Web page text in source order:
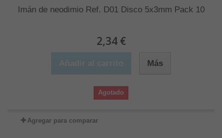
Imán de neodimio Ref. D01 Disco 5x3mm Pack 10
2,34 €
Más
Agotado
Agregar para comparar